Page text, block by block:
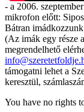
- a 2006.
mikrofon előtt:
Bátran
(Az imák egy része
megrendelhető
támogatni lehet a
keresztül,
You have no rights